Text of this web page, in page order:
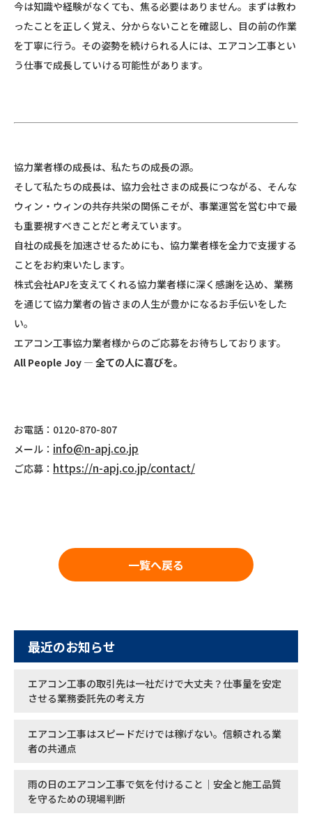
今は知識や経験がなくても、焦る必要はありません。まずは教わ
ったことを正しく覚え、分からないことを確認し、目の前の作業
を丁寧に行う。その姿勢を続けられる人には、エアコン工事とい
う仕事で成長していける可能性があります。
協力業者様の成長は、私たちの成長の源。
そして私たちの成長は、協力会社さまの成長につながる、そんな
ウィン・ウィンの共存共栄の関係こそが、事業運営を営む中で最
も重要視すべきことだと考えています。
自社の成長を加速させるためにも、協力業者様を全力で支援する
ことをお約束いたします。
株式会社APJを支えてくれる協力業者様に深く感謝を込め、業務
を通じて協力業者の皆さまの人生が豊かになるお手伝いをした
い。
エアコン工事協力業者様からのご応募をお待ちしております。
All People Joy ― 全ての人に喜びを。
お電話：0120-870-807
メール： info@n-apj.co.jp
ご応募： https://n-apj.co.jp/contact/
一覧へ戻る
最近のお知らせ
エアコン工事の取引先は一社だけで大丈夫？仕事量を安定
させる業務委託先の考え方
エアコン工事はスピードだけでは稼げない。信頼される業
者の共通点
雨の日のエアコン工事で気を付けること｜安全と施工品質
を守るための現場判断